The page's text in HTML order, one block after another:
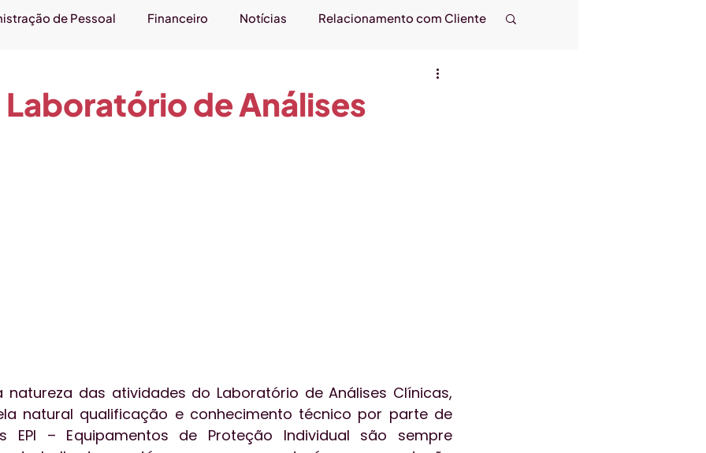
de Pessoal Financeiro Notícias Relacionamento com Cliente
Entrevistas
Laboratório de Análises
natureza das atividades do Laboratório de Análises Clínicas,
natural qualificação e conhecimento técnico por parte de
EPI – Equipamentos de Proteção Individual são sempre